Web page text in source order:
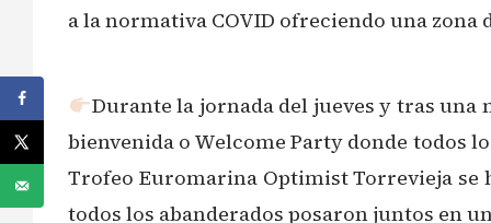
a la normativa COVID ofreciendo una zona
Durante la jornada del jueves y tras una
bienvenida o Welcome Party donde todos
Trofeo Euromarina Optimist Torrevieja se
todos los abanderados posaron juntos en